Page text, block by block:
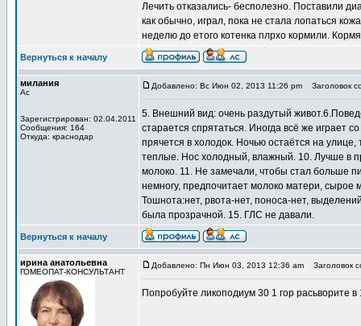
Лечить отказались- бесполезно. Поставили
как обычно, играл, пока не стала лопаться
неделю до етого котенка плрхо кормили.
Вернуться к началу
милания
Ас
Зарегистрирован: 02.04.2011
Сообщения: 164
Откуда: краснодар
Добавлено: Вс Июн 02, 2013 11:26 pm Заголовок
5. Внешний вид: очень раздутый
старается спрятаться. Иногда всё же играет
прячется в холодок. Ночью остаётся на
теплые. Нос холодный, влажный. 10. Лучше в
молоко. 11. Не замечали, чтобы стал больше
немногу, предпочитает молоко матери,
Тошнота:нет, рвота-нет, поноса-нет,
была прозрачной. 15. ГЛС не давали.
Вернуться к началу
ирина анатольевна
ГОМЕОПАТ-КОНСУЛЬТАНТ
Добавлено: Пн Июн 03, 2013 12:36 am Заголовок
Попробуйте ликоподиум 30 1 гор расьворите